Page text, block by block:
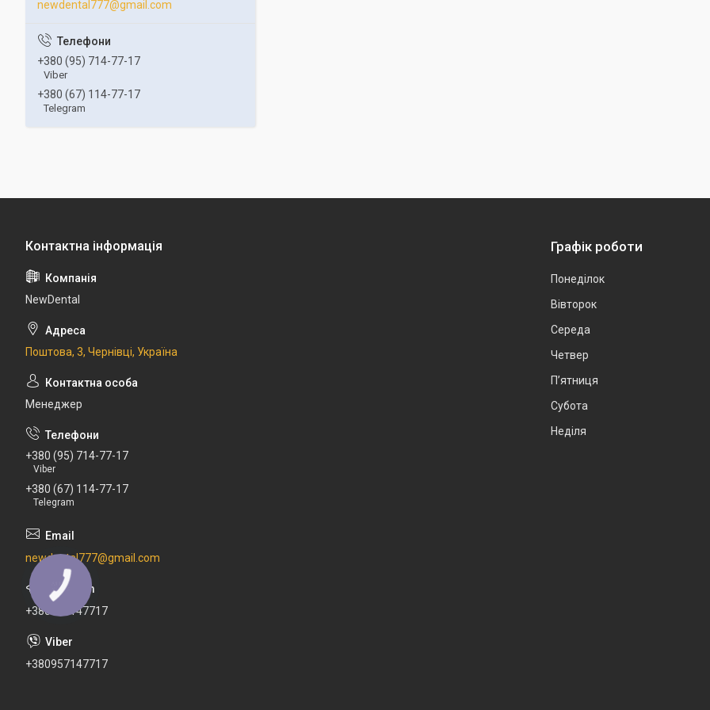
newdental777@gmail.com
+380 (95) 714-77-17
Viber
+380 (67) 114-77-17
Telegram
NewDental
Поштова, 3, Чернівці, Україна
Менеджер
+380 (95) 714-77-17
Viber
+380 (67) 114-77-17
Telegram
newdental777@gmail.com
+380671147717
+380957147717
Графік роботи
Понеділок
Вівторок
Середа
Четвер
Пʼятниця
Субота
Неділя
КНОПКА
ЗВ'ЯЗКУ